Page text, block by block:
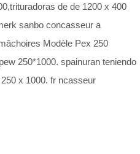
de de 1200 x 400
sanbo concasseur a
Modèle Pex 250
250*1000. spainuran teniendo
x 1000. fr ncasseur